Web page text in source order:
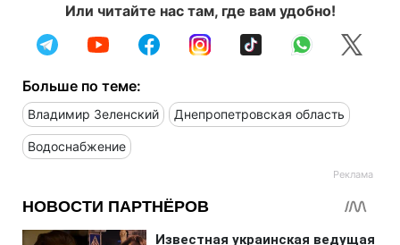
Или читайте нас там, где вам удобно!
Больше по теме:
Владимир Зеленский Днепропетровская область
Водоснабжение